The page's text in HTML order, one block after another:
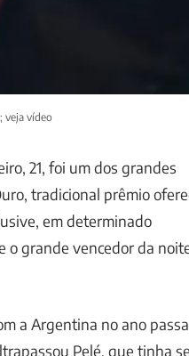
veja vídeo
21, foi um dos grandes
tradicional prêmio
em determinado
o grande vencedor da
a Argentina no ano
Pelé, que tinha